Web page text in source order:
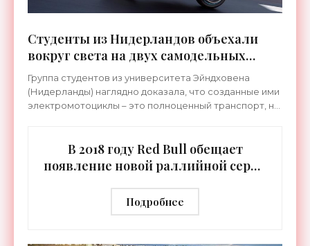
Студенты из Нидерландов объехали
вокруг света на двух самодельных
электромотоциклах - «Электромобили»
Группа студентов из университета Эйндховена
(Нидерланды) наглядно доказала, что созданные ими
электромотоциклы – это полноценный транспорт, на
В 2018 году Red Bull обещает
появление новой раллийной серии
«Электромобили»
Подробнее